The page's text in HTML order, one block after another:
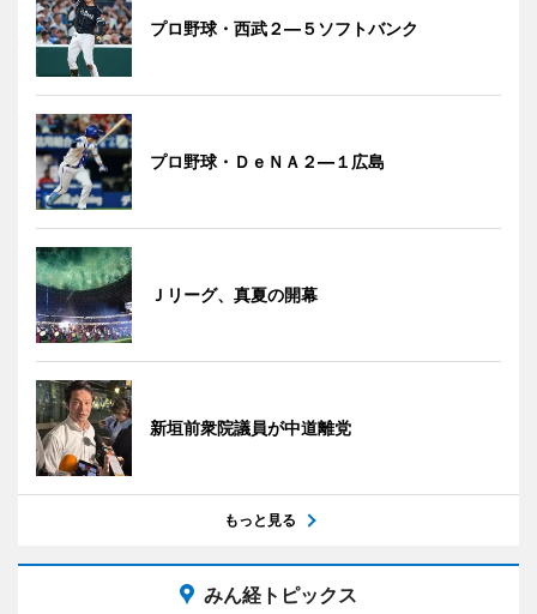
プロ野球・西武２―５ソフトバンク
プロ野球・ＤｅＮＡ２―１広島
Ｊリーグ、真夏の開幕
新垣前衆院議員が中道離党
もっと見る
みん経トピックス